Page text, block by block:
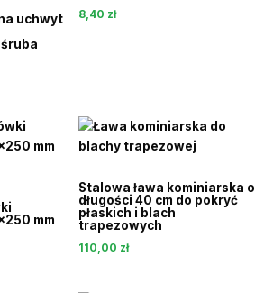
uchwyt
8,40 zł
mm
Stalowa ława kominiarska o
długości 40 cm do pokryć
płaskich i blach
trapezowych
110,00 zł